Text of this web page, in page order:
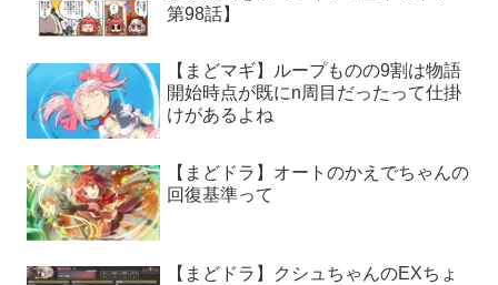
第98話】
【まどマギ】ループものの9割は物語
開始時点が既にn周目だったって仕掛
けがあるよね
【まどドラ】オートのかえでちゃんの
回復基準って
【まどドラ】クシュちゃんのEXちょ